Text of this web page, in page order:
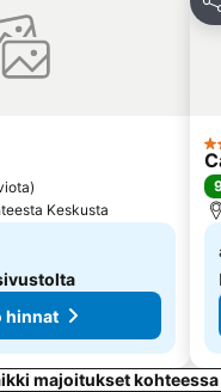
Palace of
Embonas
Τhe Street
)
Keskusta
hinnat
4
majoitukset kohteessa